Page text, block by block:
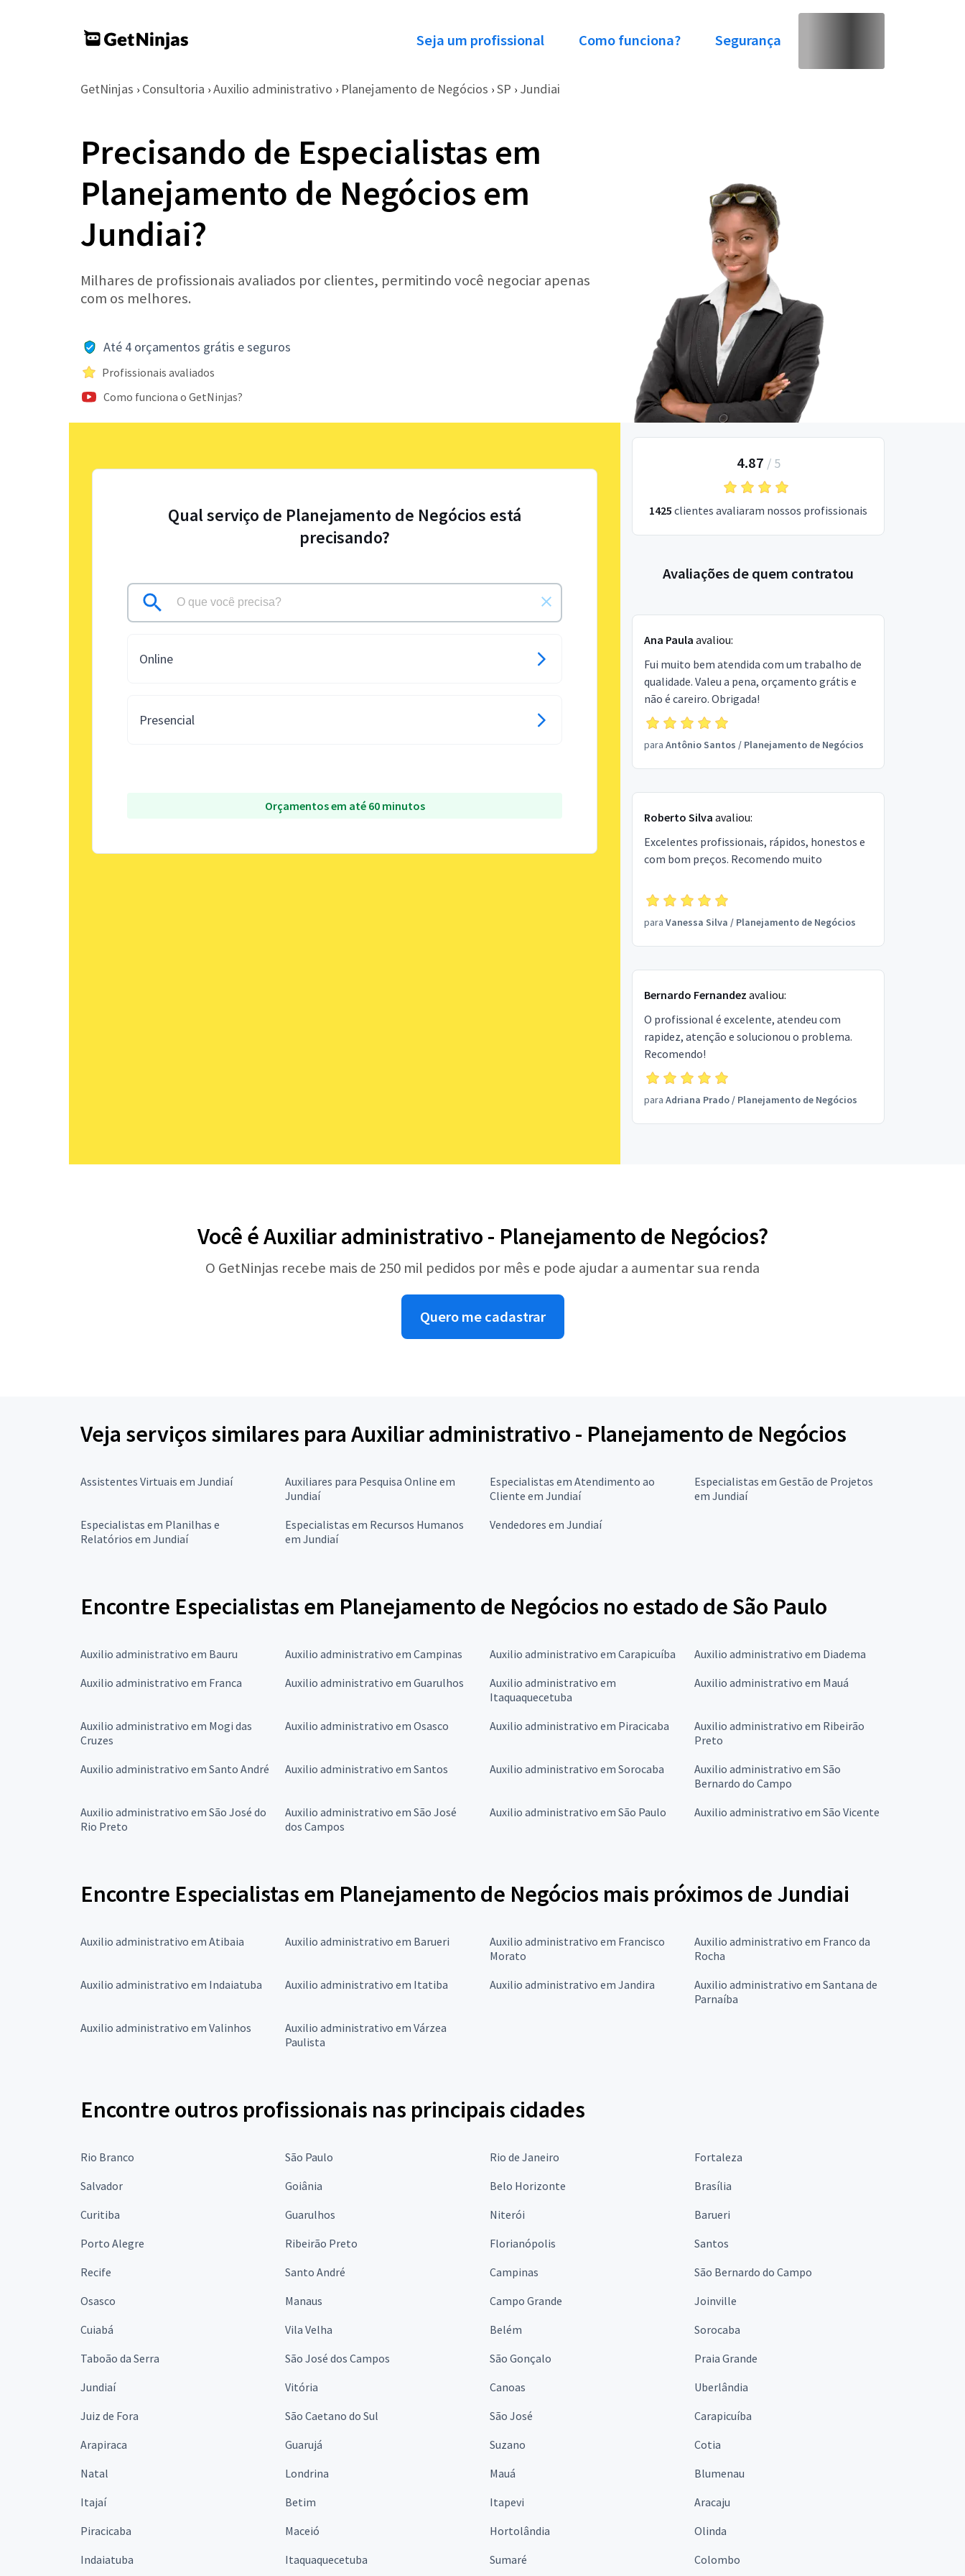
Seja um profissional Como funciona? Segurança
GetNinjas › Consultoria › Auxilio administrativo › Planejamento de Negócios › SP › Jundiai
Precisando de Especialistas em
Planejamento de Negócios em
Jundiai?
Milhares de profissionais avaliados por clientes, permitindo você negociar apenas
com os melhores.
Até 4 orçamentos grátis e seguros
Profissionais avaliados
Como funciona o GetNinjas?
Qual serviço de Planejamento de Negócios está
precisando?
Online
Presencial
Orçamentos em até 60 minutos
4.87 / 5
1425 clientes avaliaram nossos profissionais
Avaliações de quem contratou
Ana Paula avaliou:
Fui muito bem atendida com um trabalho de
qualidade. Valeu a pena, orçamento grátis e
não é careiro. Obrigada!
para Antônio Santos / Planejamento de Negócios
Roberto Silva avaliou:
Excelentes profissionais, rápidos, honestos e
com bom preços. Recomendo muito
para Vanessa Silva / Planejamento de Negócios
Bernardo Fernandez avaliou:
O profissional é excelente, atendeu com
rapidez, atenção e solucionou o problema.
Recomendo!
para Adriana Prado/ Planejamento de Negócios
Você é Auxiliar administrativo - Planejamento de Negócios?
O GetNinjas recebe mais de 250 mil pedidos por mês e pode ajudar a aumentar sua renda
Quero me cadastrar
Veja serviços similares para Auxiliar administrativo - Planejamento de Negócios
Assistentes Virtuais em Jundiaí
Auxiliares para Pesquisa Online em
Jundiaí
Especialistas em Atendimento ao
Cliente em Jundiaí
Especialistas em Gestão de Projetos
em Jundiaí
Especialistas em Planilhas e
Relatórios em Jundiaí
Especialistas em Recursos Humanos
em Jundiaí
Vendedores em Jundiaí
Encontre Especialistas em Planejamento de Negócios no estado de São Paulo
Auxilio administrativo em Bauru Auxilio administrativo em Campinas Auxilio administrativo em Carapicuíba
Auxilio administrativo em Diadema
Auxilio administrativo em Franca
Auxilio administrativo em Guarulhos
Auxilio administrativo em
Itaquaquecetuba
Auxilio administrativo em Mauá
Auxilio administrativo em Mogi das
Cruzes
Auxilio administrativo em Osasco Auxilio administrativo em Piracicaba
Auxilio administrativo em Ribeirão
Preto
Auxilio administrativo em Santo André
Auxilio administrativo em Santos Auxilio administrativo em Sorocaba
Auxilio administrativo em São
Bernardo do Campo
Auxilio administrativo em São José do
Rio Preto
Auxilio administrativo em São José
dos Campos
Auxilio administrativo em São Paulo Auxilio administrativo em São Vicente
Encontre Especialistas em Planejamento de Negócios mais próximos de Jundiai
Auxilio administrativo em Atibaia Auxilio administrativo em Barueri
Auxilio administrativo em Francisco
Morato
Auxilio administrativo em Franco da
Rocha
Auxilio administrativo em Indaiatuba
Auxilio administrativo em Itatiba Auxilio administrativo em Jandira
Auxilio administrativo em Santana de
Parnaíba
Auxilio administrativo em Valinhos
Auxilio administrativo em Várzea
Paulista
Encontre outros profissionais nas principais cidades
Rio Branco São Paulo Rio de Janeiro
Fortaleza
Salvador
Goiânia Belo Horizonte
Brasília
Curitiba
Guarulhos Niterói
Barueri
Porto Alegre
Ribeirão Preto Florianópolis
Santos
Recife
Santo André Campinas
São Bernardo do Campo
Osasco
Manaus Campo Grande
Joinville
Cuiabá
Vila Velha Belém
Sorocaba
Taboão da Serra
São José dos Campos São Gonçalo
Praia Grande
Jundiaí
Vitória Canoas
Uberlândia
Juiz de Fora
São Caetano do Sul São José
Carapicuíba
Arapiraca
Guarujá Suzano
Cotia
Natal
Londrina Mauá
Blumenau
Itajaí
Betim Itapevi
Aracaju
Piracicaba
Maceió Hortolândia
Olinda
Indaiatuba
Itaquaquecetuba Sumaré Colombo